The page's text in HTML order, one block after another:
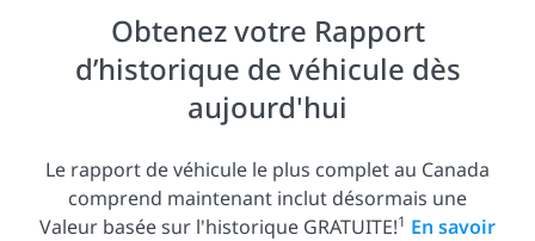
Obtenez votre Rapport
d’historique de véhicule dès
aujourd'hui
Le rapport de véhicule le plus complet au Canada
comprend maintenant inclut désormais une
Valeur basée sur l'historique GRATUITE!1 En savoir